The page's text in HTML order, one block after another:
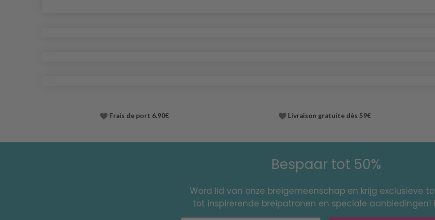
Frais de port 6.90€ Livraison gratuite dès 59€
Bespaar tot 50%
Word lid van onze breigemeenschap en krijg exclusieve
tot inspirerende breipatronen en speciale aanbiedingen!